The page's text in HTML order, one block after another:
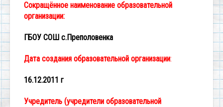
Сокращённое наименование образовательной
организации:
ГБОУ СОШ с.Преполовенка
Дата создания образовательной организации:
16.12.2011 г
Учредитель (учредители образовательной